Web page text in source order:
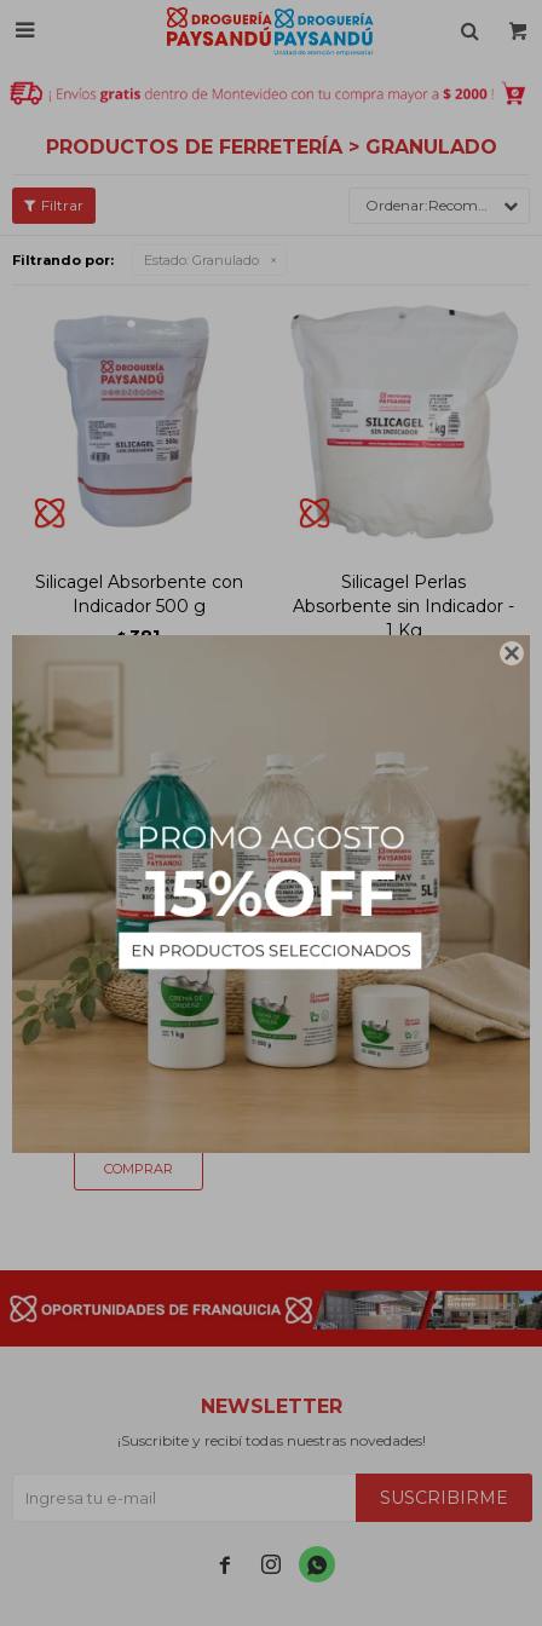


PRODUCTOS DE FERRETERÍA > GRANULADO
Recomendados
Filtrando por: Estado: Granulado
Silicagel Absorbente con
Indicador 500 g
$ 381
Silicagel Perlas
Absorbente sin Indicador -
1 Kg
NEWSLETTER
¡Suscribite y recibí todas nuestras novedades!
SUSCRIBIRME
  